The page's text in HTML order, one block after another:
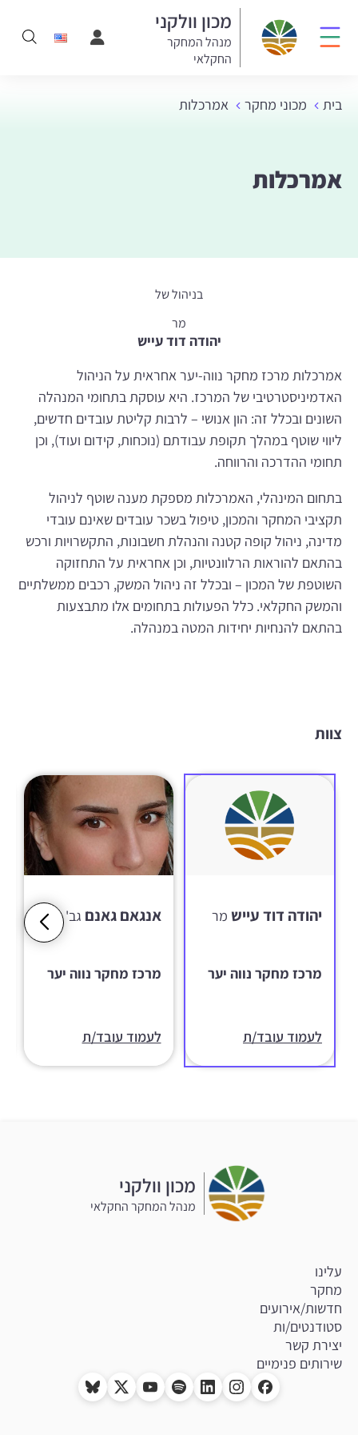
מכון וולקני
מנהל המחקר
החקלאי
בית מכוני מחקר אמרכלות
אמרכלות
בניהול של
מר
יהודה דוד עייש
אמרכלות מרכז מחקר נווה-יער אחראית על הניהול
האדמיניסטרטיבי של המרכז. היא עוסקת בתחומי המנהלה
השונים ובכלל זה: הון אנושי – לרבות קליטת עובדים חדשים,
ליווי שוטף במהלך תקופת עבודתם (נוכחות, קידום ועוד), וכן
תחומי ההדרכה והרווחה.
בתחום המינהלי, האמרכלות מספקת מענה שוטף לניהול
תקציבי המחקר והמכון, טיפול בשכר עובדים שאינם עובדי
מדינה, ניהול קופה קטנה והנהלת חשבונות, התקשרויות ורכש
בהתאם להוראות הרלוונטיות, וכן אחראית על התחזוקה
השוטפת של המכון – ובכלל זה ניהול המשק, רכבים ממשלתיים
והמשק החקלאי. כלל הפעולות בתחומים אלו מתבצעות
בהתאם להנחיות יחידות המטה במנהלה.
צוות
יהודה דוד עייש מר
מרכז מחקר נווה יער
לעמוד עובד/ת
אנגאם גאנם גב'
מרכז מחקר נווה יער
לעמוד עובד/ת
מכון וולקני
מנהל המחקר החקלאי
עלינו
מחקר
חדשות/אירועים
סטודנטים/ות
יצירת קשר
שירותים פנימיים